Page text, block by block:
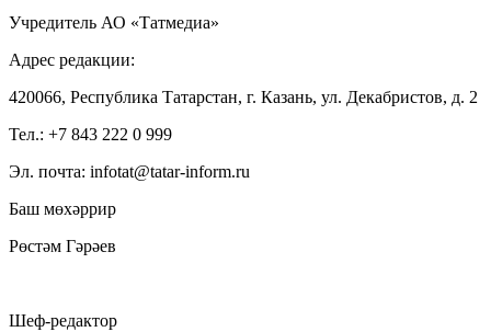
Учредитель АО «Татмедиа»
Адрес редакции:
420066, Республика Татарстан, г. Казань, ул. Декабристов, д. 2
Тел.: +7 843 222 0 999
Эл. почта: infotat@tatar-inform.ru
Баш мөхәррир
Рөстәм Гәрәев
Шеф-редактор